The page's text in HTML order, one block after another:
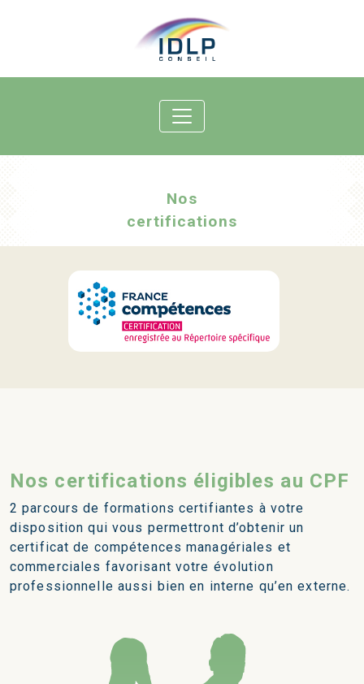
Nos
certifications
Nos certifications éligibles au CPF
2 parcours de formations certifiantes à votre
disposition qui vous permettront d’obtenir un
certificat de compétences managériales et
commerciales favorisant votre évolution
professionnelle aussi bien en interne qu’en externe.